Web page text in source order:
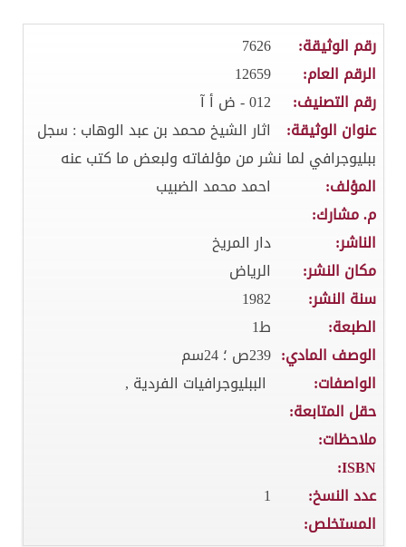
رقم الوثيقة:
7626
الرقم العام:
12659
رقم التصنيف:
012 - ض أ آ
عنوان الوثيقة:
اثار الشيخ محمد بن عبد الوهاب : سجل
ببليوجرافي لما نشر من مؤلفاته ولبعض ما كتب عنه
المؤلف:
احمد محمد الضبيب
م. مشارك:
الناشر:
دار المريخ
مكان النشر:
الرياض
سنة النشر:
1982
الطبعة:
ط1
الوصف المادي: 239ص ؛ 24سم
الواصفات:
الببليوجرافيات الفردية ,
حقل المتابعة:
ملاحظات:
ISBN:
عدد النسخ:
1
المستخلص: